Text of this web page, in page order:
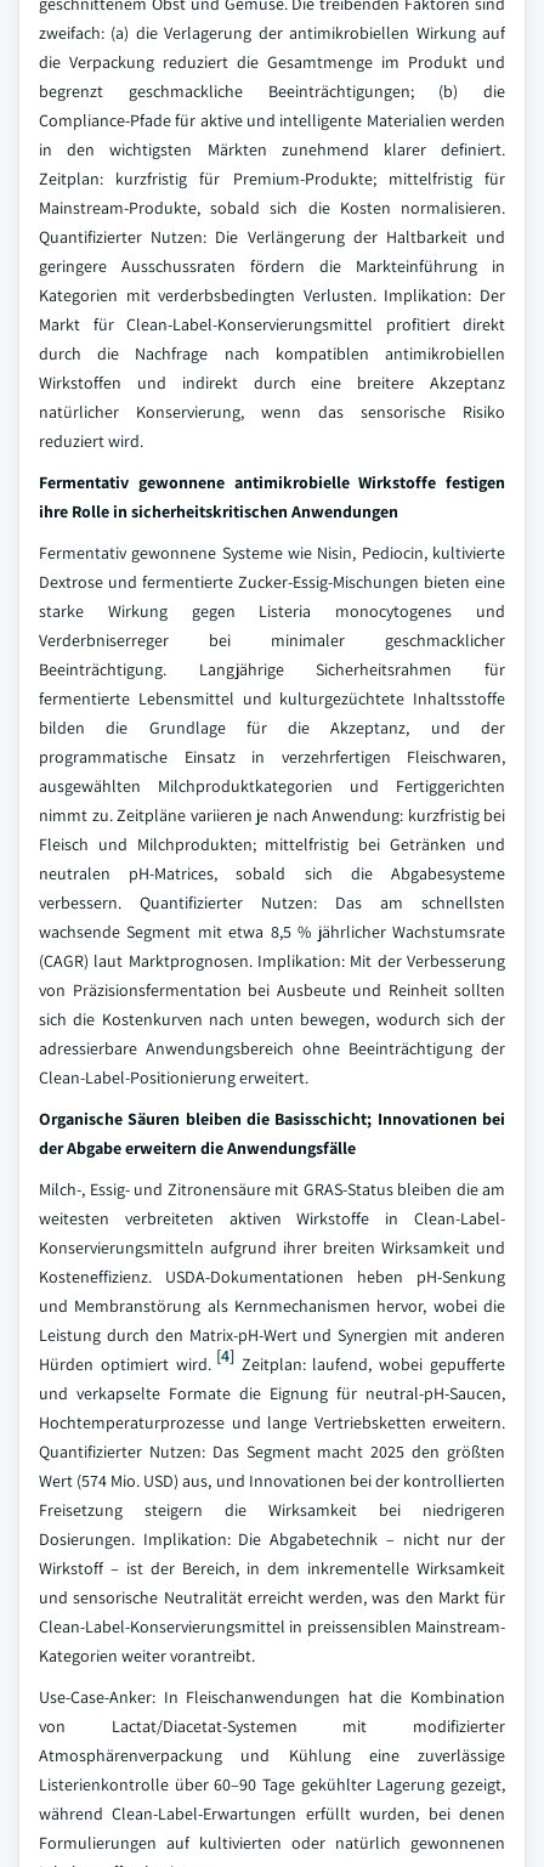
zweifach: (a) die Verlagerung der antimikrobiellen Wirkung auf
die Verpackung reduziert die Gesamtmenge im Produkt und
begrenzt geschmackliche Beeinträchtigungen; (b) die
Compliance-Pfade für aktive und intelligente Materialien werden
in den wichtigsten Märkten zunehmend klarer definiert.
Zeitplan: kurzfristig für Premium-Produkte; mittelfristig für
Mainstream-Produkte, sobald sich die Kosten normalisieren.
Quantifizierter Nutzen: Die Verlängerung der Haltbarkeit und
geringere Ausschussraten fördern die Markteinführung in
Kategorien mit verderbsbedingten Verlusten. Implikation: Der
Markt für Clean-Label-Konservierungsmittel profitiert direkt
durch die Nachfrage nach kompatiblen antimikrobiellen
Wirkstoffen und indirekt durch eine breitere Akzeptanz
natürlicher Konservierung, wenn das sensorische Risiko
reduziert wird.
Fermentativ gewonnene antimikrobielle Wirkstoffe festigen
ihre Rolle in sicherheitskritischen Anwendungen
Fermentativ gewonnene Systeme wie Nisin, Pediocin, kultivierte
Dextrose und fermentierte Zucker-Essig-Mischungen bieten eine
starke Wirkung gegen Listeria monocytogenes und
Verderbniserreger bei minimaler geschmacklicher
Beeinträchtigung. Langjährige Sicherheitsrahmen für
fermentierte Lebensmittel und kulturgezüchtete Inhaltsstoffe
bilden die Grundlage für die Akzeptanz, und der
programmatische Einsatz in verzehrfertigen Fleischwaren,
ausgewählten Milchproduktkategorien und Fertiggerichten
nimmt zu. Zeitpläne variieren je nach Anwendung: kurzfristig bei
Fleisch und Milchprodukten; mittelfristig bei Getränken und
neutralen pH-Matrices, sobald sich die Abgabesysteme
verbessern. Quantifizierter Nutzen: Das am schnellsten
wachsende Segment mit etwa 8,5 % jährlicher Wachstumsrate
(CAGR) laut Marktprognosen. Implikation: Mit der Verbesserung
von Präzisionsfermentation bei Ausbeute und Reinheit sollten
sich die Kostenkurven nach unten bewegen, wodurch sich der
adressierbare Anwendungsbereich ohne Beeinträchtigung der
Clean-Label-Positionierung erweitert.
Organische Säuren bleiben die Basisschicht; Innovationen bei
der Abgabe erweitern die Anwendungsfälle
Milch-, Essig- und Zitronensäure mit GRAS-Status bleiben die am
weitesten verbreiteten aktiven Wirkstoffe in Clean-Label-
Konservierungsmitteln aufgrund ihrer breiten Wirksamkeit und
Kosteneffizienz. USDA-Dokumentationen heben pH-Senkung
und Membranstörung als Kernmechanismen hervor, wobei die
Leistung durch den Matrix-pH-Wert und Synergien mit anderen
Hürden optimiert wird. [4]Zeitplan: laufend, wobei gepufferte
und verkapselte Formate die Eignung für neutral-pH-Saucen,
Hochtemperaturprozesse und lange Vertriebsketten erweitern.
Quantifizierter Nutzen: Das Segment macht 2025 den größten
Wert (574 Mio. USD) aus, und Innovationen bei der kontrollierten
Freisetzung steigern die Wirksamkeit bei niedrigeren
Dosierungen. Implikation: Die Abgabetechnik – nicht nur der
Wirkstoff – ist der Bereich, in dem inkrementelle Wirksamkeit
und sensorische Neutralität erreicht werden, was den Markt für
Clean-Label-Konservierungsmittel in preissensiblen Mainstream-
Kategorien weiter vorantreibt.
Use-Case-Anker: In Fleischanwendungen hat die Kombination
von Lactat/Diacetat-Systemen mit modifizierter
Atmosphärenverpackung und Kühlung eine zuverlässige
Listerienkontrolle über 60–90 Tage gekühlter Lagerung gezeigt,
während Clean-Label-Erwartungen erfüllt wurden, bei denen
Formulierungen auf kultivierten oder natürlich gewonnenen